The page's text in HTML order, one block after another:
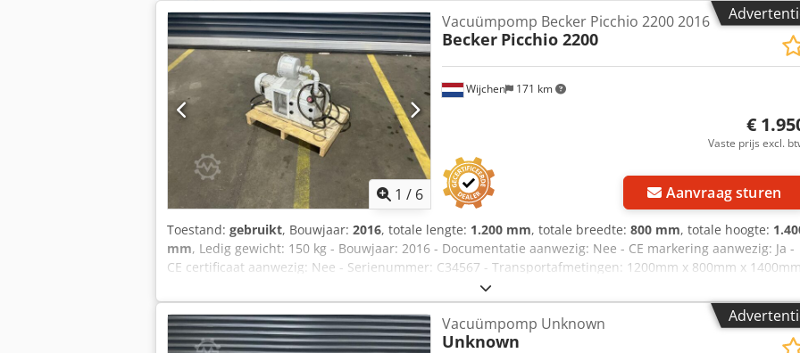
1 / 6
Wijchen 171 km
Vacuümpomp Becker Picchio 2200 2016
Becker Picchio 2200
€
Vaste prijs excl.
Aanvraag sturen
Toestand: gebruikt, Bouwjaar: 2016, totale lengte: 1.200 mm, totale breedte: 800 mm, totale hoogte:
mm, Ledig gewicht: 150 kg - Bouwjaar: 2016 - Documentatie aanwezig: Nee - CE markering aanwezig: Ja -
CE certificaat aanwezig: Nee - Serienummer: C34567 - Transportafmetingen: 1200mm x 800mm x
(l x b x h) - Transportgewicht [kg]: 150kg - Transportcolli [st.]: 1 Crjdpfx Afowgxh Hsvef Financiële
informatie BTW: De getoonde prijs is exclusief BTW BTW/marge: BTW verrekenbaar voor ondernemers
Levering en inruil altijd mogelijk van alles in de industriële sectoren Peter Stroomberg
Vacuümpomp Unknown
Unknown